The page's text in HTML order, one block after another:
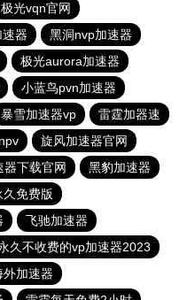
极光vqn官网
器
黑洞nvp加速器
极光aurora加速器
小蓝鸟pvn加速器
暴雪加速器vp
雷霆加器速
旋风加速器官网
器下载官网
黑豹加速器
免费版
飞驰加速器
久不收费的vp加速器2023
外加速器